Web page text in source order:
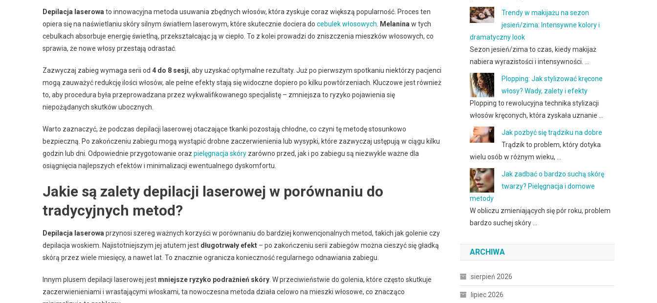
Depilacja laserowa to innowacyjna metoda usuwania zbędnych włosów, która zyskuje coraz większą popularność. Proces ten
opiera się na naświetlaniu skóry silnym światłem laserowym, które skutecznie dociera do cebulek włosowych Melanina w tych
cebulkach absorbuje energię świetlną, przekształcając ją w ciepło. To z kolei prowadzi do zniszczenia mieszków włosowych, co
sprawia, że nowe włosy przestają odrastać.
Zazwyczaj zabieg wymaga serii od 4 do 8 sesji, aby uzyskać optymalne rezultaty. Już po pierwszym spotkaniu niektórzy pacjenci
mogą zauważyć redukcję ilości włosów, ale pełne efekty stają się widoczne dopiero po kilku powtórzeniach. Kluczowe jest również
to, aby procedura była przeprowadzana przez wykwalifikowanego specjalistę – zmniejsza to ryzyko pojawienia się
niepożądanych skutków ubocznych.
Warto zaznaczyć, że podczas depilacji laserowej otaczające tkanki pozostają chłodne, co czyni tę metodę stosunkowo
bezpieczną. Po zakończeniu zabiegu mogą wystąpić drobne zaczerwienienia lub wysypki, które zazwyczaj ustępują w ciągu kilku
godzin lub dni. Odpowiednie przygotowanie oraz pielęgnacja skóry zarówno przed, jak i po zabiegu są niezwykle ważne dla
osiągnięcia najlepszych efektów i minimalizacji ewentualnego dyskomfortu.
Jakie są zalety depilacji laserowej w porównaniu do
tradycyjnych metod?
Depilacja laserowa przynosi szereg ważnych korzyści w porównaniu do bardziej konwencjonalnych metod, takich jak golenie czy
depilacja woskiem. Najistotniejszym jej atutem jest długotrwały efekt – po zakończeniu serii zabiegów można cieszyć się gładką
skórą przez wiele miesięcy, a nawet lat. To znacznie ogranicza konieczność regularnego odnawiania zabiegu.
Innym plusem depilacji laserowej jest mniejsze ryzyko podrażnień skóry . W przeciwieństwie do golenia, które często skutkuje
zaczerwienieniami i wrastającymi włoskami, ta nowoczesna metoda działa celowo na mieszki włosowe, co znacząco
Trendy w makijażu na sezon
jesień/zima: Intensywne kolory i
dramatyczny look
Sezon jesień/zima to czas, kiedy makijaż
nabiera wyrazistości i intensywności. …
Plopping: Jak stylizować kręcone
włosy? Wady, zalety i efekty
Plopping to rewolucyjna technika stylizacji
włosów kręconych, która zyskała uznanie …
Jak pozbyć się trądziku na dobre
Trądzik to problem, który dotyka
wielu osób w różnym wieku, …
Jak zadbać o bardzo suchą skórę
twarzy? Pielęgnacja i domowe
metody
W obliczu zmieniających się pór roku, problem
bardzo suchej skóry …
ARCHIWA
sierpień 2026
lipiec 2026